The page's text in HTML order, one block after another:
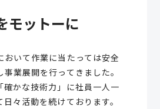
モットーに
おいて作業に当たっては安全
業展開を行ってきました。
確かな技術力」に社員一人一
々活動を続けております。